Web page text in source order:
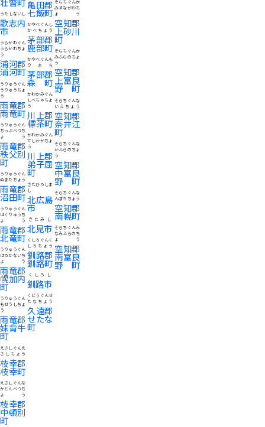
歌志内
市
うたしないし
浦河郡
浦河町
うらかわぐん
うらかわちょ
う
雨竜郡
雨竜町
うりゅうぐん
うりゅうちょ
う
雨竜郡
秩父別
町
うりゅうぐん
ちっぷべつち
ょう
雨竜郡
沼田町
うりゅうぐん
ぬまたちょう
雨竜郡
北竜町
うりゅうぐん
ほくりゅうち
ょう
雨竜郡
幌加内
町
うりゅうぐん
ほろかないち
ょう
雨竜郡
妹背牛
町
うりゅうぐん
もせうしちょ
う
枝幸郡
枝幸町
えさしぐんえ
さしちょう
枝幸郡
中頓別
町
えさしぐんな
かとんべつち
ょう
亀田郡
七飯町
茅部郡
鹿部町
かやべぐんし
かべちょう
茅部郡
森町
かやべぐんも
りまち
川上郡
標茶町
かわかみぐん
しべちゃちょ
う
川上郡
弟子屈
町
かわかみぐん
てしかがちょ
う
北広島
市
きたひろしま
し
北見市
きたみし
釧路郡
釧路町
くしろぐんく
しろちょう
釧路市
くしろし
久遠郡
せたな
町
くどうぐんせ
たなちょう
空知郡
上砂川
町
そらちぐんか
みすながわち
ょう
空知郡
上富良
野町
そらちぐんか
みふらのちょ
う
空知郡
奈井江
町
そらちぐんな
いえちょう
空知郡
中富良
野町
そらちぐんな
かふらのちょ
う
空知郡
南幌町
そらちぐんな
んぽろちょう
空知郡
南富良
野町
そらちぐんみ
なみふらのち
ょう